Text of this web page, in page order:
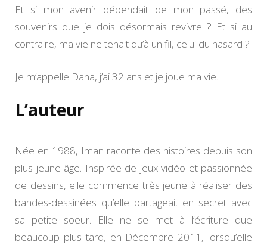
Et si mon avenir dépendait de mon passé, des
souvenirs que je dois désormais revivre ? Et si au
contraire, ma vie ne tenait qu’à un fil, celui du hasard ?
Je m’appelle Dana, j’ai 32 ans et je joue ma vie.
L’auteur
Née en 1988, Iman raconte des histoires depuis son
plus jeune âge. Inspirée de jeux vidéo et passionnée
de dessins, elle commence très jeune à réaliser des
bandes-dessinées qu’elle partageait en secret avec
sa petite soeur. Elle ne se met à l’écriture que
beaucoup plus tard, en Décembre 2011, lorsqu’elle